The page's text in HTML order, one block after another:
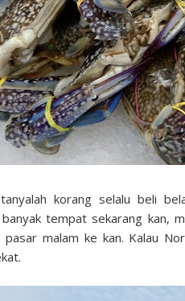
korang selalu beli
banyak tempat sekarang kan,
pasar malam ke kan. Kalau